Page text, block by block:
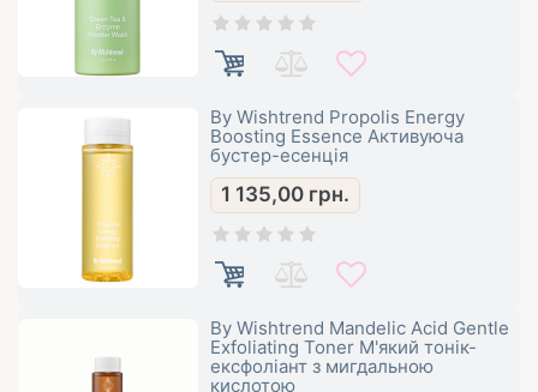
By Wishtrend Propolis Energy
Boosting Essence Активуюча
бустер-есенція
1 135,00 грн.
By Wishtrend Mandelic Acid Gentle
Exfoliating Toner М'який тонік-
ексфоліант з мигдальною
кислотою